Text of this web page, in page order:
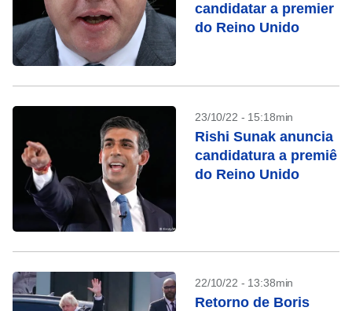
candidatar a premier
do Reino Unido
23/10/22 - 15:18min
Rishi Sunak anuncia
candidatura a premiê
do Reino Unido
22/10/22 - 13:38min
Retorno de Boris